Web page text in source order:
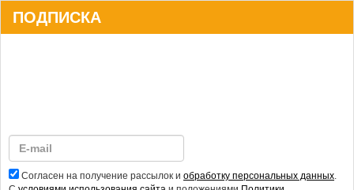
ПОДПИСКА
Согласен на получение рассылок и обработку персональных данных